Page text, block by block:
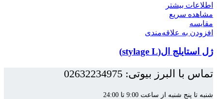
اطلاعات بیشتر
مشاهده سریع
مقایسه
افزودن به علاقه‌مندی
ژل استایلج ال(stylage L)
تماس با البرز بیوتی: 02632234975
شنبه تا پنج شنبه از ساعت 9:00 تا 24:00